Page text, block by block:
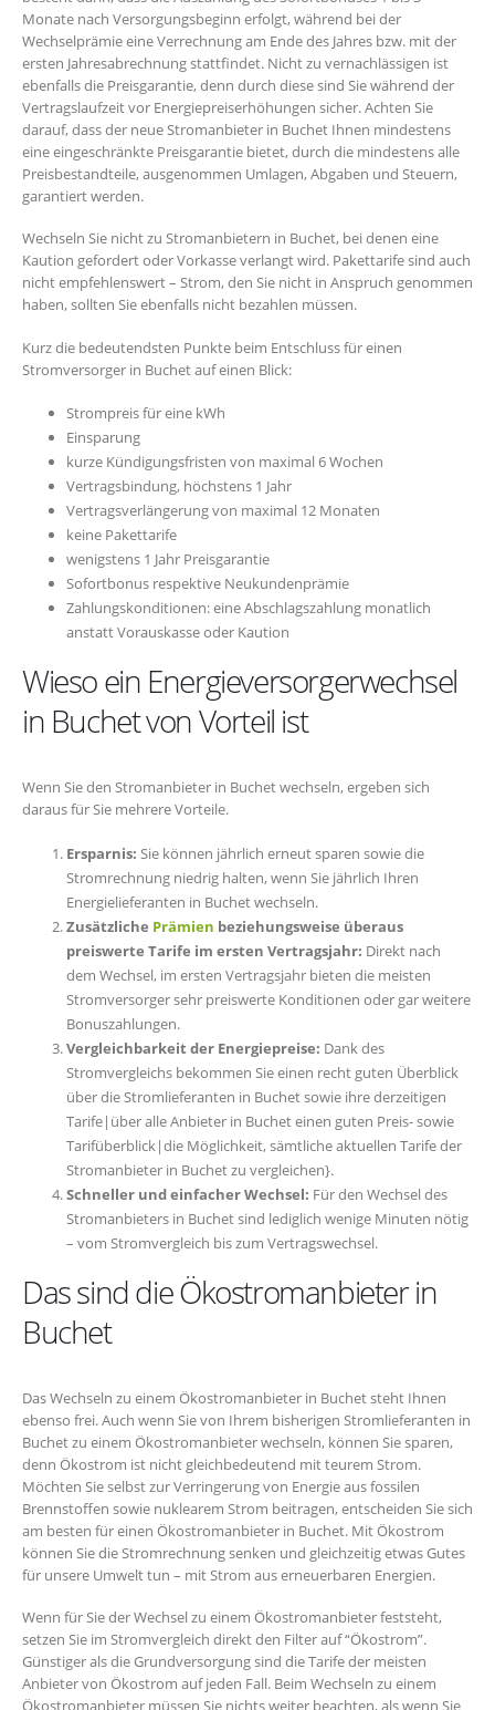
Monate nach Versorgungsbeginn erfolgt, während bei der
Wechselprämie eine Verrechnung am Ende des Jahres bzw. mit der
ersten Jahresabrechnung stattfindet. Nicht zu vernachlässigen ist
ebenfalls die Preisgarantie, denn durch diese sind Sie während der
Vertragslaufzeit vor Energiepreiserhöhungen sicher. Achten Sie
darauf, dass der neue Stromanbieter in Buchet Ihnen mindestens
eine eingeschränkte Preisgarantie bietet, durch die mindestens alle
Preisbestandteile, ausgenommen Umlagen, Abgaben und Steuern,
garantiert werden.
Wechseln Sie nicht zu Stromanbietern in Buchet, bei denen eine
Kaution gefordert oder Vorkasse verlangt wird. Pakettarife sind auch
nicht empfehlenswert – Strom, den Sie nicht in Anspruch genommen
haben, sollten Sie ebenfalls nicht bezahlen müssen.
Kurz die bedeutendsten Punkte beim Entschluss für einen
Stromversorger in Buchet auf einen Blick:
Strompreis für eine kWh
Einsparung
kurze Kündigungsfristen von maximal 6 Wochen
Vertragsbindung, höchstens 1 Jahr
Vertragsverlängerung von maximal 12 Monaten
keine Pakettarife
wenigstens 1 Jahr Preisgarantie
Sofortbonus respektive Neukundenprämie
Zahlungskonditionen: eine Abschlagszahlung monatlich
anstatt Vorauskasse oder Kaution
Wieso ein Energieversorgerwechsel
in Buchet von Vorteil ist
Wenn Sie den Stromanbieter in Buchet wechseln, ergeben sich
daraus für Sie mehrere Vorteile.
Ersparnis: Sie können jährlich erneut sparen sowie die
Stromrechnung niedrig halten, wenn Sie jährlich Ihren
Energielieferanten in Buchet wechseln.
Zusätzliche Prämien beziehungsweise überaus
preiswerte Tarife im ersten Vertragsjahr: Direkt nach
dem Wechsel, im ersten Vertragsjahr bieten die meisten
Stromversorger sehr preiswerte Konditionen oder gar weitere
Bonuszahlungen.
Vergleichbarkeit der Energiepreise: Dank des
Stromvergleichs bekommen Sie einen recht guten Überblick
über die Stromlieferanten in Buchet sowie ihre derzeitigen
Tarife|über alle Anbieter in Buchet einen guten Preis- sowie
Tarifüberblick|die Möglichkeit, sämtliche aktuellen Tarife der
Stromanbieter in Buchet zu vergleichen}.
Schneller und einfacher Wechsel: Für den Wechsel des
Stromanbieters in Buchet sind lediglich wenige Minuten nötig
– vom Stromvergleich bis zum Vertragswechsel.
Das sind die Ökostromanbieter in
Buchet
Das Wechseln zu einem Ökostromanbieter in Buchet steht Ihnen
ebenso frei. Auch wenn Sie von Ihrem bisherigen Stromlieferanten in
Buchet zu einem Ökostromanbieter wechseln, können Sie sparen,
denn Ökostrom ist nicht gleichbedeutend mit teurem Strom.
Möchten Sie selbst zur Verringerung von Energie aus fossilen
Brennstoffen sowie nuklearem Strom beitragen, entscheiden Sie sich
am besten für einen Ökostromanbieter in Buchet. Mit Ökostrom
können Sie die Stromrechnung senken und gleichzeitig etwas Gutes
für unsere Umwelt tun – mit Strom aus erneuerbaren Energien.
Wenn für Sie der Wechsel zu einem Ökostromanbieter feststeht,
setzen Sie im Stromvergleich direkt den Filter auf “Ökostrom”.
Günstiger als die Grundversorgung sind die Tarife der meisten
Anbieter von Ökostrom auf jeden Fall. Beim Wechseln zu einem
Ökostromanbieter müssen Sie nichts weiter beachten, als wenn Sie